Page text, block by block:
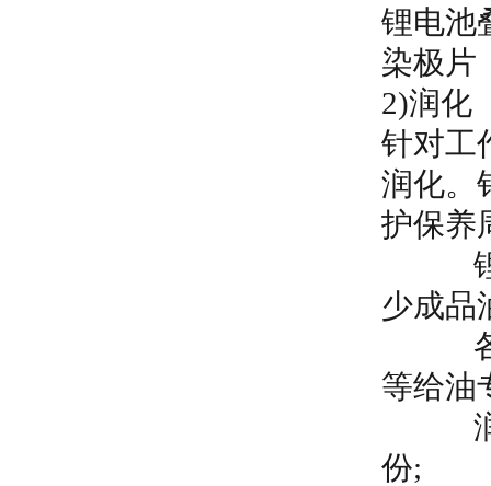
锂电池
染极片
2)润化
针对工
润化。
护保养
锂电
少成品
各种
等给油
润化
份;